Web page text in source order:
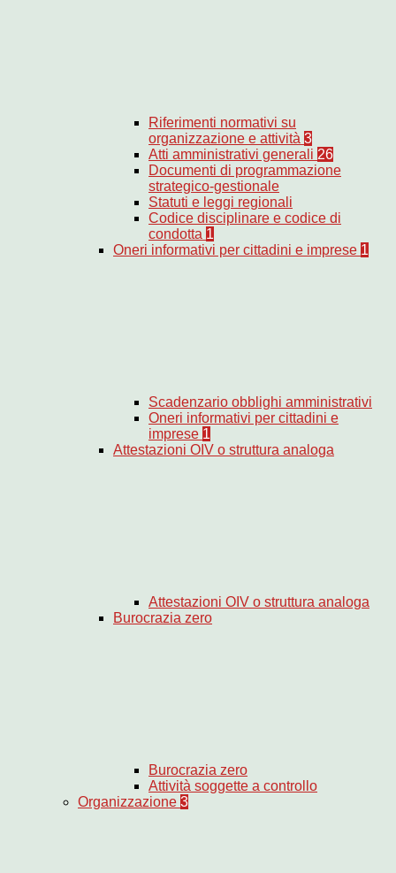
Riferimenti normativi su
organizzazione e attività 3
Atti amministrativi generali 26
Documenti di programmazione
strategico-gestionale
Statuti e leggi regionali
Codice disciplinare e codice di
condotta 1
Oneri informativi per cittadini e imprese 1
Scadenzario obblighi amministrativi
Oneri informativi per cittadini e
imprese 1
Attestazioni OIV o struttura analoga
Attestazioni OIV o struttura analoga
Burocrazia zero
Burocrazia zero
Attività soggette a controllo
Organizzazione 3